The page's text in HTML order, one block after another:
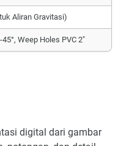
Aliran Gravitasi)
Weep Holes PVC 2"
digital dari gambar